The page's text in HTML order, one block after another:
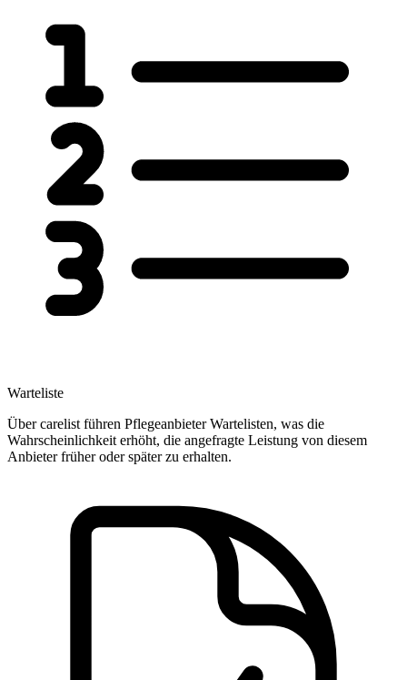
Warteliste
Über carelist führen Pflegeanbieter Wartelisten, was die
Wahrscheinlichkeit erhöht, die angefragte Leistung von diesem
Anbieter früher oder später zu erhalten.